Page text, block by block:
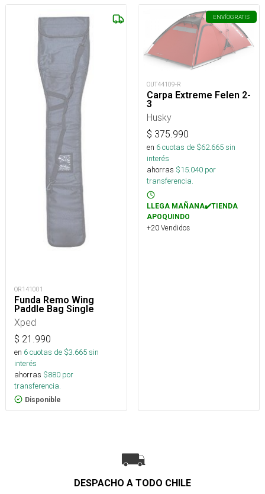
OR141001
Funda Remo Wing
Paddle Bag Single
Xped
$ 21.990
en 6cuotas de $3.665sin
interés
ahorras $880 por
transferencia.
Disponible
ENVÍOGRATIS
OUT44109-R
Carpa Extreme Felen 2-
3
Husky
$ 375.990
en 6cuotas de $62.665sin
interés
ahorras $15.040 por
transferencia.
LLEGA MAÑANA✔️TIENDA
APOQUINDO
+20 Vendidos
DESPACHO A TODO CHILE